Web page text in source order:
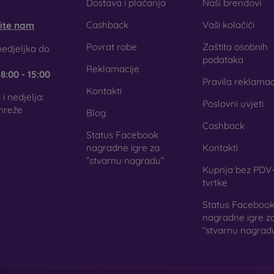
folije za mobitel
stakala, za zaštitu telefona možete koristiti izaštitne
razinu zaštite kao kaljeno staklo. Koriste se uglavnom
kaljenog stakla teža. Zahvaljujući svojoj maloj debljini,
U kombinaciji sa zaštitnom futrolom pružaju dovoljnu razinu
odlučite li se za foliju ili neku vrstu zaštitnog stakla,
FOON
pronaći ćete
nam
do
8:00 - 15:00
i nedjelja:
Dostava i plaćanja
Cashback
Povrat robe
Reklamacije
Kontakti
Blog
Status Facebook
nagradne igre za
“stvarnu nagradu”
Naši brendovi
Vaši kolačići
Zaštita osobnih
podataka
Pravila
Poslovni uvjeti
Cashback
Kontakti
Kupnja bez
tvrtke
Status Facebook
nagradne igre
“stvarnu